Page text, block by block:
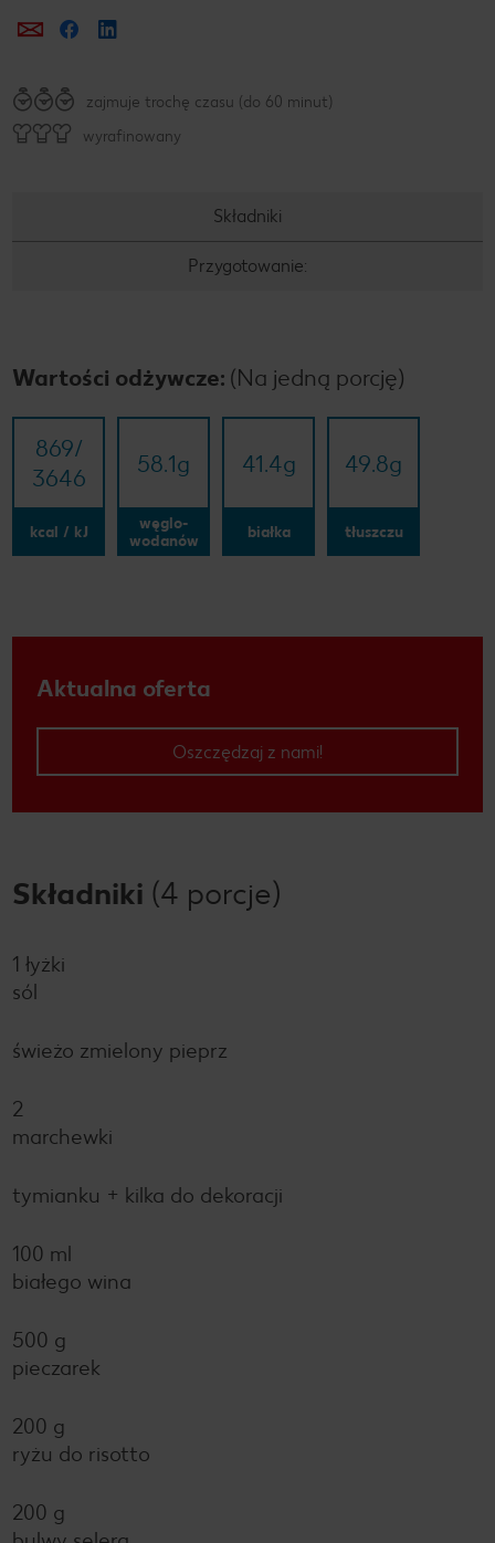
Prześlij e-mailem
Udostępnij na Facebooku
zajmuje trochę czasu (do 60 minut)
wyrafinowany
Składniki
Przygotowanie:
Wartości odżywcze: (Na jedną porcję)
869/​
3646
kcal / kJ
58.1g
węglo-
wodanów
41.4g
białka
49.8g
tłuszczu
Aktualna oferta
Oszczędzaj z nami!
Składniki (4 porcje)
1 łyżki
sól
świeżo zmielony pieprz
2
marchewki
tymianku + kilka do dekoracji
100 ml
białego wina
500 g
pieczarek
200 g
ryżu do risotto
200 g